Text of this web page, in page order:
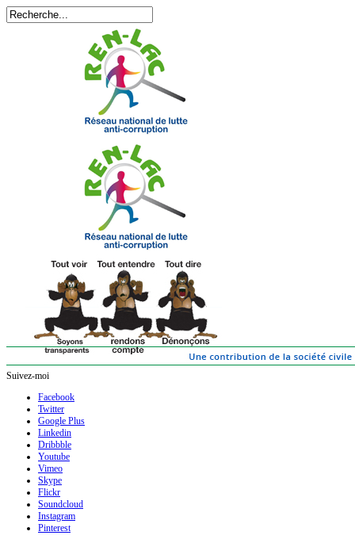
Suivez-moi
Facebook
Twitter
Google Plus
Linkedin
Dribbble
Youtube
Vimeo
Skype
Flickr
Soundcloud
Instagram
Pinterest